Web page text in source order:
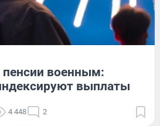
военным:
выплаты
4 448 2